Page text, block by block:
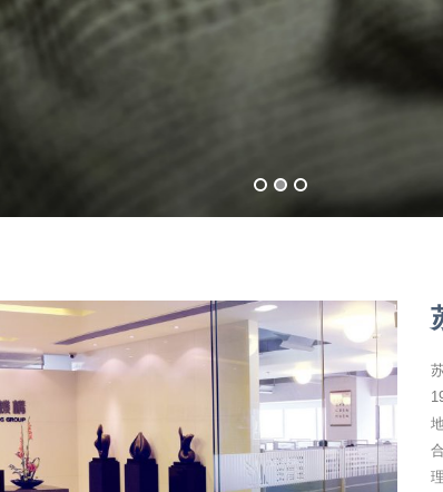
布全国，就近服务